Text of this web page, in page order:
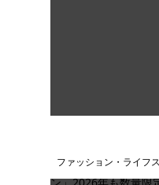
ファッション・ライフ